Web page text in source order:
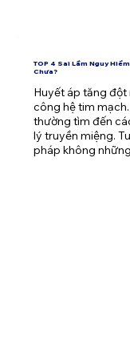
TOP 4 Sai Lầm Nguy
Chưa?
Huyết áp tăng
công hệ tim
thường tìm đến
lý truyền miệng.
pháp không